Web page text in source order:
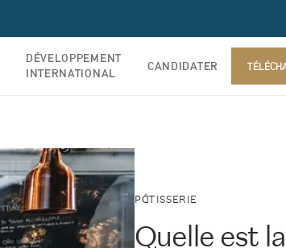
DÉVELOPPEMENT
INTERNATIONAL
CANDIDATER
PÂTISSERIE
Quelle est